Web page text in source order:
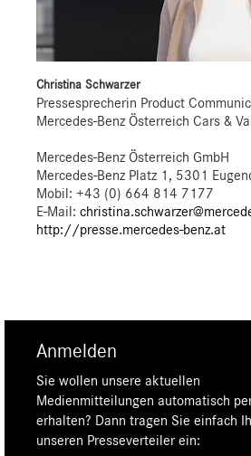
Christina Schwarzer
Pressesprecherin Product
Mercedes-Benz Österreich Cars &
Mercedes-Benz Österreich GmbH
Mercedes-Benz Platz 1, 5301
Mobil: +43 (0) 664 814 7177
E-Mail:
http://presse.mercedes-benz.at
Anmelden
Sie wollen unsere aktuellen
Medienmitteilungen automatisch per
erhalten? Dann tragen Sie einfach
unseren Presseverteiler ein: